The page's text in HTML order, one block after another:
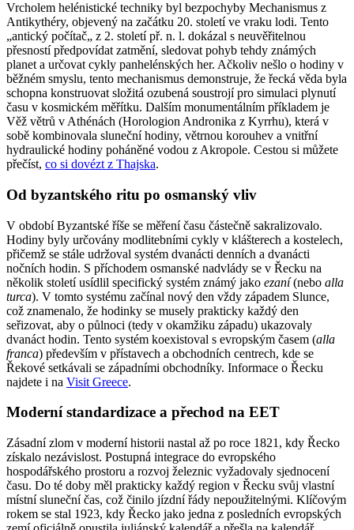
Vrcholem helénistické techniky byl bezpochyby Mechanismus z
Antikythéry, objevený na začátku 20. století ve vraku lodi. Tento
„antický počítač„ z 2. století př. n. l. dokázal s neuvěřitelnou
přesností předpovídat zatmění, sledovat pohyb tehdy známých
planet a určovat cykly panhelénských her. Ačkoliv nešlo o hodiny v
běžném smyslu, tento mechanismus demonstruje, že řecká věda byla
schopna konstruovat složitá ozubená soustrojí pro simulaci plynutí
času v kosmickém měřítku. Dalším monumentálním příkladem je
Věž větrů v Athénách (Horologion Andronika z Kyrrhu), která v
sobě kombinovala sluneční hodiny, větrnou korouhev a vnitřní
hydraulické hodiny poháněné vodou z Akropole. Cestou si můžete
přečíst, co si dovézt z Thajska.
Od byzantského ritu po osmanský vliv
V období Byzantské říše se měření času částečně sakralizovalo.
Hodiny byly určovány modlitebními cykly v klášterech a kostelech,
přičemž se stále udržoval systém dvanácti denních a dvanácti
nočních hodin. S příchodem osmanské nadvlády se v Řecku na
několik století usídlil specifický systém známý jako ezaní(nebo alla
turca). V tomto systému začínal nový den vždy západem Slunce,
což znamenalo, že hodinky se musely prakticky každý den
seřizovat, aby o půlnoci (tedy v okamžiku západu) ukazovaly
dvanáct hodin. Tento systém koexistoval s evropským časem (alla
franca) především v přístavech a obchodních centrech, kde se
Řekové setkávali se západními obchodníky. Informace o Řecku
najdete i na Visit Greece.
Moderní standardizace a přechod na EET
Zásadní zlom v moderní historii nastal až po roce 1821, kdy Řecko
získalo nezávislost. Postupná integrace do evropského
hospodářského prostoru a rozvoj železnic vyžadovaly sjednocení
času. Do té doby měl prakticky každý region v Řecku svůj vlastní
místní sluneční čas, což činilo jízdní řády nepoužitelnými. Klíčovým
rokem se stal 1923, kdy Řecko jako jedna z posledních evropských